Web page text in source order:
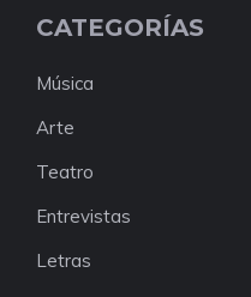
CATEGORÍAS
Música
Arte
Teatro
Entrevistas
Letras